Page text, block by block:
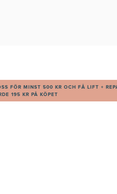
FÖR MINST 500 KR OCH FÅ LIFT +
195 KR PÅ KÖPET